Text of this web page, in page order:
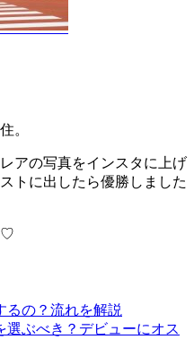
。
アの写真をインスタに上げ
トに出したら優勝しました
♡
るの？流れを解説
ぶべき？デビューにオス